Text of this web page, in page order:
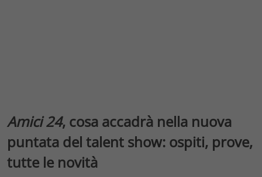
Amici 24, cosa accadrà nella nuova
puntata del talent show: ospiti, prove,
tutte le novità